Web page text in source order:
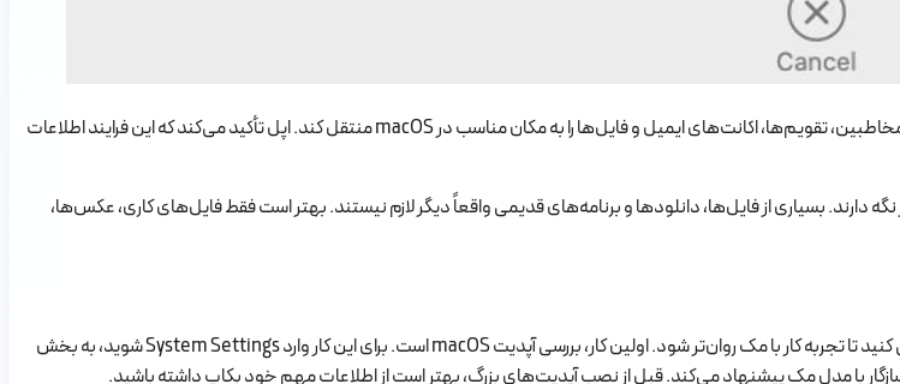
اگر از ویندوز به مک مهاجرت می‌کنید، باز هم Migration Assistant می‌تواند بخشی از اطلاعات مانند مخاطبین، تقویم‌ها، اکانت‌های ایمیل و فایل‌ها را به مکان مناسب در macOS منتقل کند. اپل تأکید می‌کند که این فرایند اطلاعات
نگه دارند. بسیاری از فایل‌ها، دانلودها و برنامه‌های قدیمی واقعاً دیگر لازم نیستند. بهتر است فقط فایل‌های کاری، عکس‌ها،
بعد از اینکه وارد دسکتاپ شدید، راه‌اندازی مک بوک تمام نشده است. حالا باید چند تنظیم مهم را بررسی کنید تا تجربه کار با مک روان‌تر شود. اولین کار، بررسی آپدیت macOS است. برای این کار وارد System Settings شوید، به بخش